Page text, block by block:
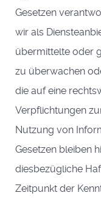
Gesetzen
wir als
übermittelte oder
zu überwachen
die auf eine
Verpflichtungen
Nutzung von
Gesetzen bleiben
diesbezügliche
Zeitpunkt der